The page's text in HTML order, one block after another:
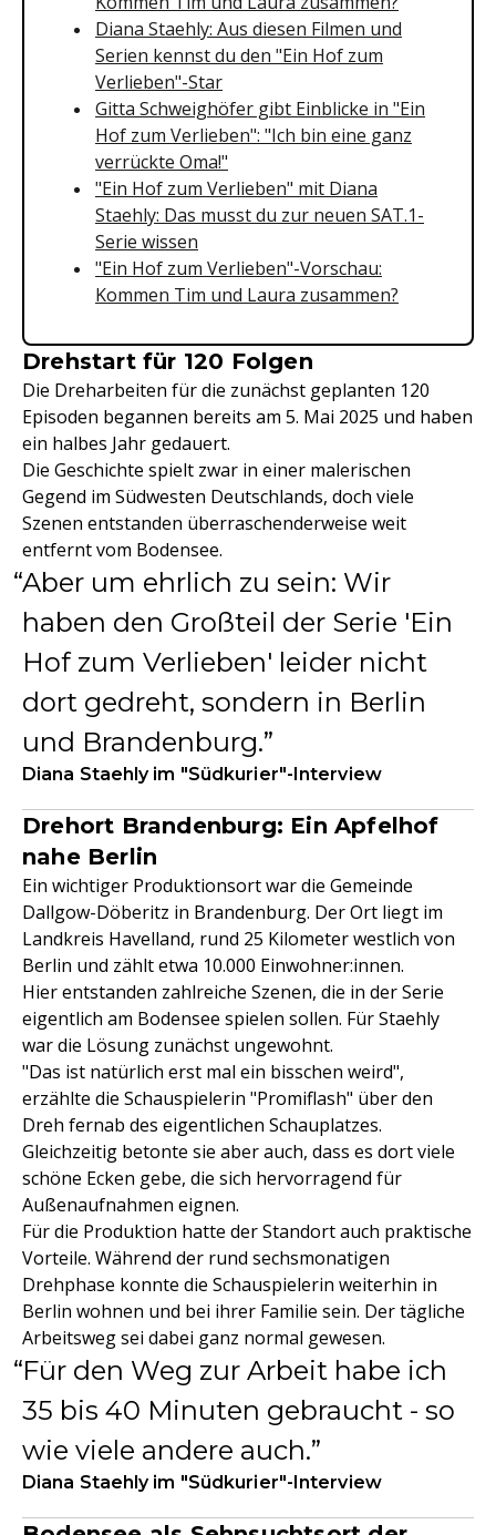
Diana Staehly: Aus diesen Filmen und
Serien kennst du den "Ein Hof zum
Verlieben"-Star
Gitta Schweighöfer gibt Einblicke in "Ein
Hof zum Verlieben": "Ich bin eine ganz
verrückte Oma!"
"Ein Hof zum Verlieben" mit Diana
Staehly: Das musst du zur neuen SAT.1-
Serie wissen
"Ein Hof zum Verlieben"-Vorschau:
Kommen Tim und Laura zusammen?
Drehstart für 120 Folgen
Die Dreharbeiten für die zunächst geplanten 120
Episoden begannen bereits am 5. Mai 2025 und haben
ein halbes Jahr gedauert.
Die Geschichte spielt zwar in einer malerischen
Gegend im Südwesten Deutschlands, doch viele
Szenen entstanden überraschenderweise weit
entfernt vom Bodensee.
Aber um ehrlich zu sein: Wir
haben den Großteil der Serie 'Ein
Hof zum Verlieben' leider nicht
dort gedreht, sondern in Berlin
und Brandenburg.
Diana Staehly im "Südkurier"-Interview
Drehort Brandenburg: Ein Apfelhof
nahe Berlin
Ein wichtiger Produktionsort war die Gemeinde
Dallgow-Döberitz in Brandenburg. Der Ort liegt im
Landkreis Havelland, rund 25 Kilometer westlich von
Berlin und zählt etwa 10.000 Einwohner:innen.
Hier entstanden zahlreiche Szenen, die in der Serie
eigentlich am Bodensee spielen sollen. Für Staehly
war die Lösung zunächst ungewohnt.
"Das ist natürlich erst mal ein bisschen weird",
erzählte die Schauspielerin "Promiflash" über den
Dreh fernab des eigentlichen Schauplatzes.
Gleichzeitig betonte sie aber auch, dass es dort viele
schöne Ecken gebe, die sich hervorragend für
Außenaufnahmen eignen.
Für die Produktion hatte der Standort auch praktische
Vorteile. Während der rund sechsmonatigen
Drehphase konnte die Schauspielerin weiterhin in
Berlin wohnen und bei ihrer Familie sein. Der tägliche
Arbeitsweg sei dabei ganz normal gewesen.
Für den Weg zur Arbeit habe ich
35 bis 40 Minuten gebraucht - so
wie viele andere auch.
Diana Staehly im "Südkurier"-Interview